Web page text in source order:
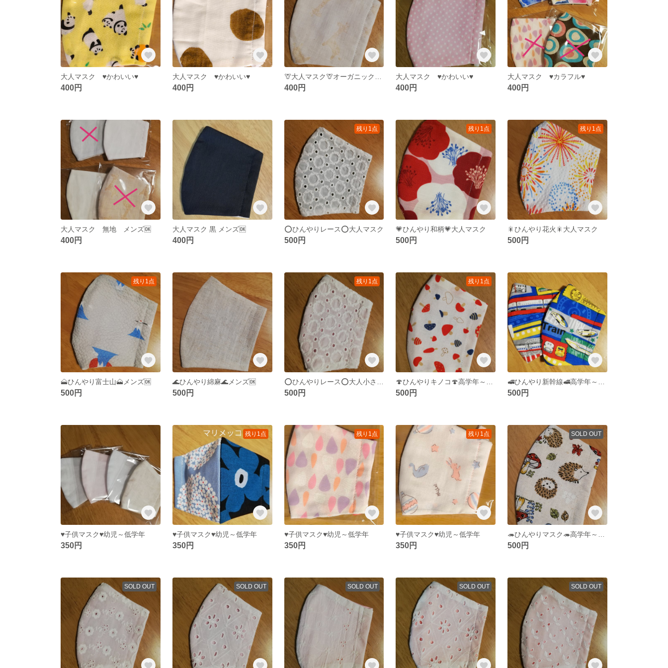
大人マスク ♥かわいい♥
400円
大人マスク ♥かわいい♥
400円 400円
大人マスク ♥かわいい♥
400円
大人マスク ♥カラフル♥
400円
大人マスク 無地 メンズ🆗
400円
大人マスク 黒 メンズ🆗
400円
残り1点
⭕ひんやりレース⭕大人マスク
500円
残り1点
💗ひんやり和柄💗大人マスク
500円
残り1点
🎇ひんやり花火🎇大人マスク
500円
残り1点
🗻ひんやり富士山🗻メンズ🆗
500円
🌊ひんやり綿麻🌊メンズ🆗
500円
残り1点
500円
残り1点
500円 500円
♥子供マスク♥幼児～低学年
350円
残り1点
♥子供マスク♥幼児～低学年
350円
残り1点
♥子供マスク♥幼児～低学年
350円
残り1点
♥子供マスク♥幼児～低学年
350円
SOLD OUT
500円
SOLD OUT SOLD OUT SOLD OUT SOLD OUT SOLD OUT